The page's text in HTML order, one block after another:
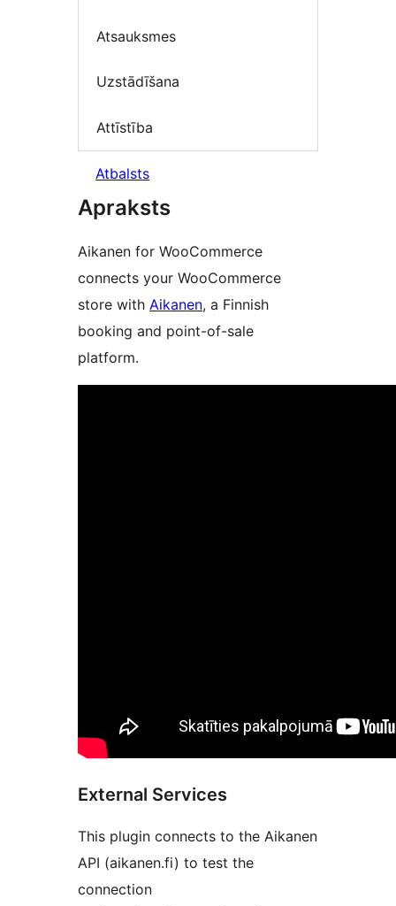
Atsauksmes
Uzstādīšana
Attīstība
Atbalsts
Apraksts
Aikanen for WooCommerce
connects your WooCommerce
store with Aikanen, a Finnish
booking and point-of-sale
platform.
External Services
This plugin connects to the Aikanen
API (aikanen.fi) to test the
connection